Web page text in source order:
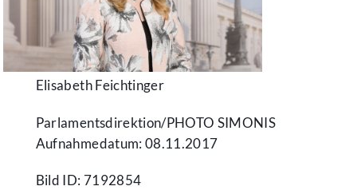
Elisabeth Feichtinger
Parlamentsdirektion/​PHOTO SIMONIS
Aufnahmedatum: 08.11.2017
Bild ID: 7192854